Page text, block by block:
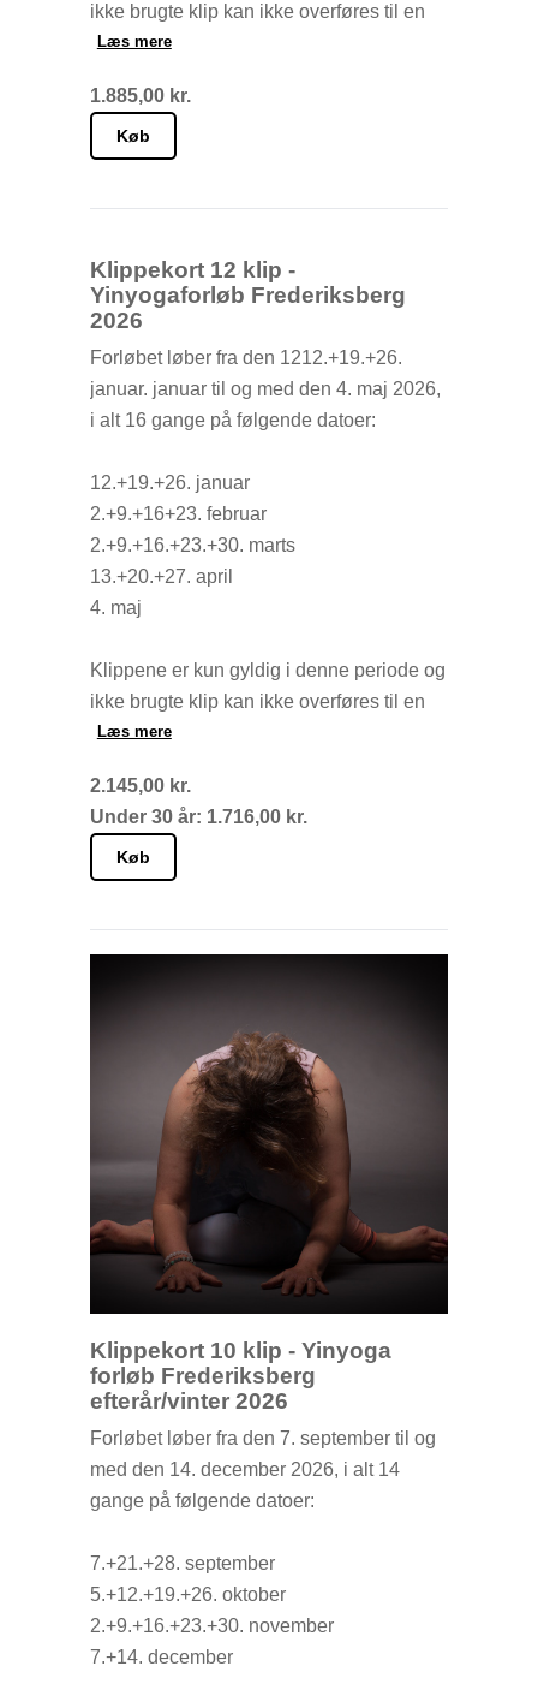
ikke brugte klip kan ikke overføres til en
ny periode.
Du bestemmer selv, hvornår du vil bruge
dine klip og tilmelder dig den enkelte
som brugt.
Læs mere
1.885,00 kr.
Køb
Klippekort 12 klip -
Yinyogaforløb Frederiksberg
2026
Forløbet løber fra den 1212.+19.+26.
januar. januar til og med den 4. maj 2026,
i alt 16 gange på følgende datoer:
12.+19.+26. januar
2.+9.+16+23. februar
2.+9.+16.+23.+30. marts
13.+20.+27. april
4. maj
Klippene er kun gyldig i denne periode og
ikke brugte klip kan ikke overføres til en
ny periode.
Du bestemmer selv, hvornår du vil bruge
dine klip og tilmelder dig den enkelte
klasse i skemaet senest 2 timer før.
som brugt.
Læs mere
2.145,00 kr.
Under 30 år: 1.716,00 kr.
Køb
Klippekort 10 klip - Yinyoga
forløb Frederiksberg
efterår/vinter 2026
Forløbet løber fra den 7. september til og
med den 14. december 2026, i alt 14
gange på følgende datoer:
7.+21.+28. september
5.+12.+19.+26. oktober
2.+9.+16.+23.+30. november
7.+14. december